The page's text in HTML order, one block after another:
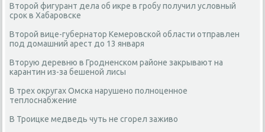
Второй фигурант дела об икре в гробу получил условный
срок в Хабаровске
Второй вице-губернатор Кемеровской области отправлен
под домашний арест до 13 января
Вторую деревню в Гродненском районе закрывают на
карантин из-за бешеной лисы
В трех округах Омска нарушено полноценное
теплоснабжение
В Троицке медведь чуть не сгорел заживо